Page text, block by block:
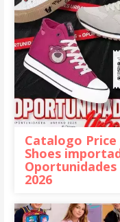
Catalogo Price
Shoes
Oportunidades
2026